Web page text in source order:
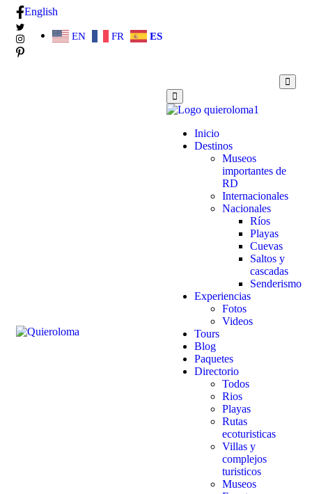
English
EN FR ES
Inicio
Destinos
Museos
importantes de
RD
Internacionales
Nacionales
Ríos
Playas
Cuevas
Saltos y
cascadas
Senderismo
Experiencias
Fotos
Videos
Tours
Blog
Paquetes
Directorio
Todos
Rios
Playas
Rutas
ecoturisticas
Villas y
complejos
turisticos
Museos